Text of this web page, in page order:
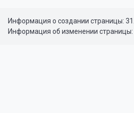
Информация о создании страницы:
Информация об изменении